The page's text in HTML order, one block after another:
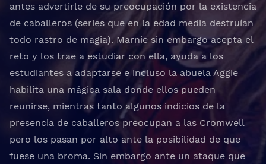
antes advertirle de su preocupación por la existencia
de caballeros (series que en la edad media destruían
todo rastro de magia). Marnie sin embargo acepta el
reto y los trae a estudiar con ella, ayuda a los
estudiantes a adaptarse e incluso la abuela Aggie
habilita una mágica sala donde ellos pueden
reunirse, mientras tanto algunos indicios de la
presencia de caballeros preocupan a las Cromwell
pero los pasan por alto ante la posibilidad de que
fuese una broma. Sin embargo ante un ataque que